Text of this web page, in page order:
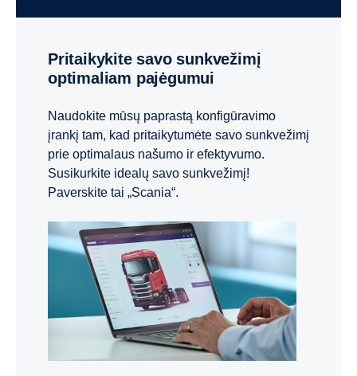
Pritaikykite savo sunkvežimį
optimaliam pajėgumui
Naudokite mūsų paprastą konfigūravimo
įrankį tam, kad pritaikytumėte savo sunkvežimį
prie optimalaus našumo ir efektyvumo.
Susikurkite idealų savo sunkvežimį!
Paverskite tai „Scania“.